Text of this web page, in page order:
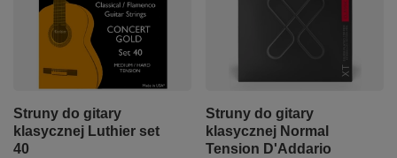
Struny do gitary
klasycznej Luthier set
40
Struny do gitary
klasycznej Normal
Tension D'Addario